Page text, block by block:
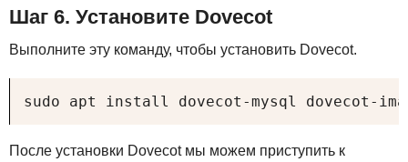
Шаг 6. Установите Dovecot
Выполните эту команду, чтобы установить Dovecot.
sudo apt install dovecot-mysql dovecot-
После установки Dovecot мы можем приступить к